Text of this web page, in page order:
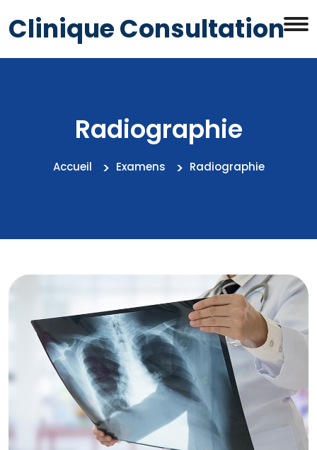
Clinique Consultation
Radiographie
Accueil Examens Radiographie